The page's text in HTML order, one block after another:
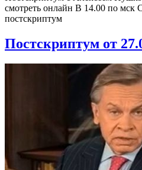
смотреть онлайн В 14.00 по мск
постскриптум
Постскриптум от